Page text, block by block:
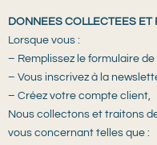
DONNEES COLLECTEES ET
Lorsque vous :
– Remplissez le formulaire
– Vous inscrivez à la
– Créez votre compte client,
Nous collectons et traitons
vous concernant telles que :